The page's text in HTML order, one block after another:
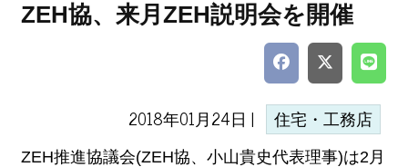
ZEH協、来月ZEH説明会を開催
2018年01月24日 | 住宅・工務店
ZEH推進協議会(ZEH協、小山貴史代表理事)は2月